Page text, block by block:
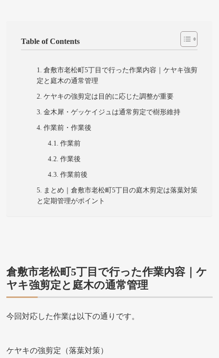
Table of Contents
倉敷市老松町5丁目で行った作業内容｜ケヤキ強剪
定と庭木の通常管理
ケヤキの強剪定は目的に応じた調整が重要
金木犀・ゲッケイジュは通常剪定で樹形維持
作業前・作業後
作業前
作業後
作業前後
まとめ｜倉敷市老松町5丁目の庭木剪定は落葉対策
と定期管理がポイント
倉敷市老松町5丁目で行った作業内容｜ケ
ヤキ強剪定と庭木の通常管理
今回対応した作業は以下の通りです。
ケヤキの強剪定（落葉対策）